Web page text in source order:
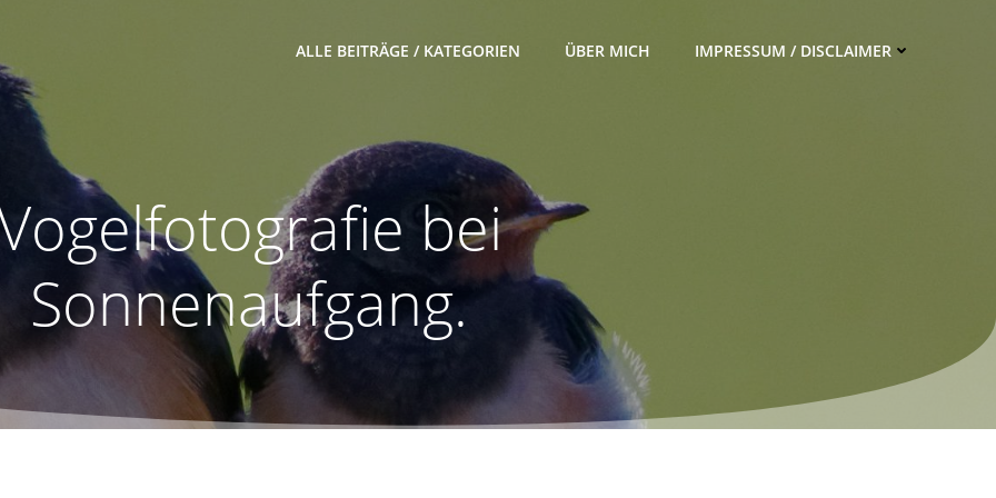
ALLE BEITRÄGE / KATEGORIEN ÜBER MICH IMPRESSUM / DISCLAIMER
bei
Sonnenaufgang.